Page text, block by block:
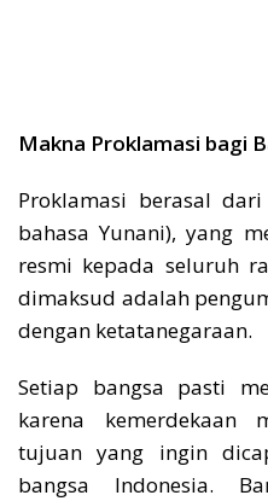
Makna Proklamasi bagi
Proklamasi berasal
bahasa Yunani), yang
resmi kepada seluruh
dimaksud adalah
dengan ketatanegaraan.
Setiap bangsa pasti
karena kemerdekaan
tujuan yang ingin
bangsa Indonesia.